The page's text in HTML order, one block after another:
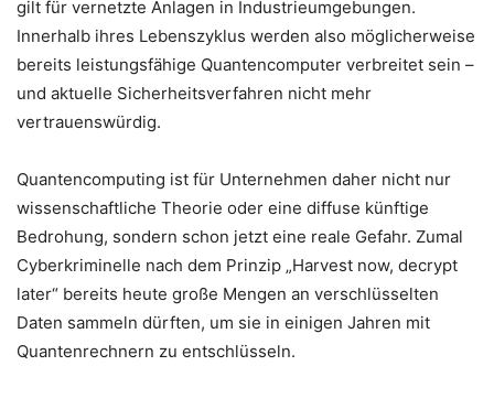
gilt für vernetzte Anlagen in Industrieumgebungen.
Innerhalb ihres Lebenszyklus werden also möglicherweise
bereits leistungsfähige Quantencomputer verbreitet sein –
und aktuelle Sicherheitsverfahren nicht mehr
vertrauenswürdig.
Quantencomputing ist für Unternehmen daher nicht nur
wissenschaftliche Theorie oder eine diffuse künftige
Bedrohung, sondern schon jetzt eine reale Gefahr. Zumal
Cyberkriminelle nach dem Prinzip „Harvest now, decrypt
later“ bereits heute große Mengen an verschlüsselten
Daten sammeln dürften, um sie in einigen Jahren mit
Quantenrechnern zu entschlüsseln.